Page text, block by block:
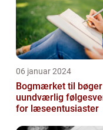
06 januar 2024
Bogmærket til bøger
uundværlig
for læseentusiaster